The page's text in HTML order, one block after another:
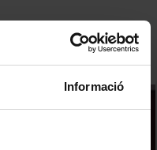
Informació